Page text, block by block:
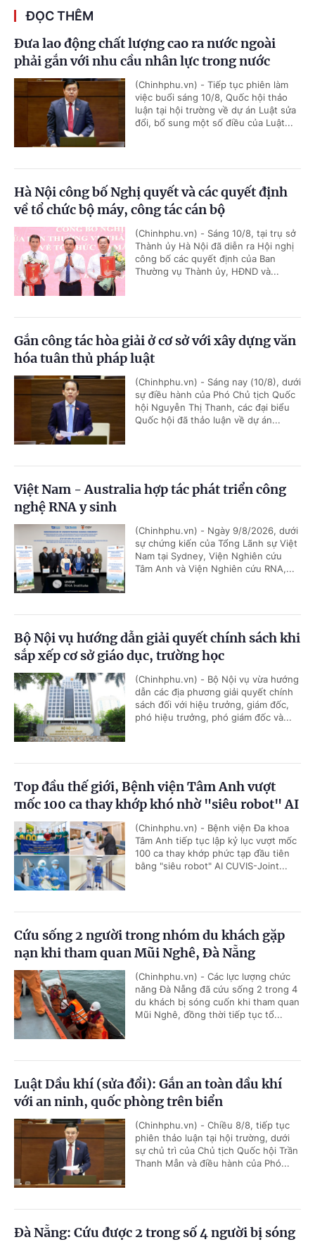
ĐỌC THÊM
Đưa lao động chất lượng cao ra nước ngoài
phải gắn với nhu cầu nhân lực trong nước
(Chinhphu.vn) - Tiếp tục phiên làm
việc buổi sáng 10/8, Quốc hội thảo
luận tại hội trường về dự án Luật sửa
đổi, bổ sung một số điều của Luật...
Hà Nội công bố Nghị quyết và các quyết định
về tổ chức bộ máy, công tác cán bộ
(Chinhphu.vn) - Sáng 10/8, tại trụ sở
Thành ủy Hà Nội đã diễn ra Hội nghị
công bố các quyết định của Ban
Thường vụ Thành ủy, HĐND và...
Gắn công tác hòa giải ở cơ sở với xây dựng văn
hóa tuân thủ pháp luật
(Chinhphu.vn) - Sáng nay (10/8), dưới
sự điều hành của Phó Chủ tịch Quốc
hội Nguyễn Thị Thanh, các đại biểu
Quốc hội đã thảo luận về dự án...
Việt Nam - Australia hợp tác phát triển công
nghệ RNA y sinh
(Chinhphu.vn) - Ngày 9/8/2026, dưới
sự chứng kiến của Tổng Lãnh sự Việt
Nam tại Sydney, Viện Nghiên cứu
Tâm Anh và Viện Nghiên cứu RNA,...
Bộ Nội vụ hướng dẫn giải quyết chính sách khi
sắp xếp cơ sở giáo dục, trường học
(Chinhphu.vn) - Bộ Nội vụ vừa hướng
dẫn các địa phương giải quyết chính
sách đối với hiệu trưởng, giám đốc,
phó hiệu trưởng, phó giám đốc và...
Top đầu thế giới, Bệnh viện Tâm Anh vượt
mốc 100 ca thay khớp khó nhờ "siêu robot" AI
(Chinhphu.vn) - Bệnh viện Đa khoa
Tâm Anh tiếp tục lập kỷ lục vượt mốc
100 ca thay khớp phức tạp đầu tiên
bằng "siêu robot" AI CUVIS-Joint...
Cứu sống 2 người trong nhóm du khách gặp
nạn khi tham quan Mũi Nghê, Đà Nẵng
(Chinhphu.vn) - Các lực lượng chức
năng Đà Nẵng đã cứu sống 2 trong 4
du khách bị sóng cuốn khi tham quan
Mũi Nghê, đồng thời tiếp tục tổ...
Luật Dầu khí (sửa đổi): Gắn an toàn dầu khí
với an ninh, quốc phòng trên biển
(Chinhphu.vn) - Chiều 8/8, tiếp tục
phiên thảo luận tại hội trường, dưới
sự chủ trì của Chủ tịch Quốc hội Trần
Thanh Mẫn và điều hành của Phó...
Đà Nẵng: Cứu được 2 trong số 4 người bị sóng